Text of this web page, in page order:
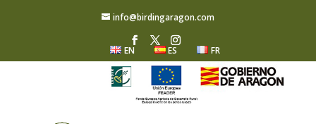
info@birdingaragon.com
EN ES FR